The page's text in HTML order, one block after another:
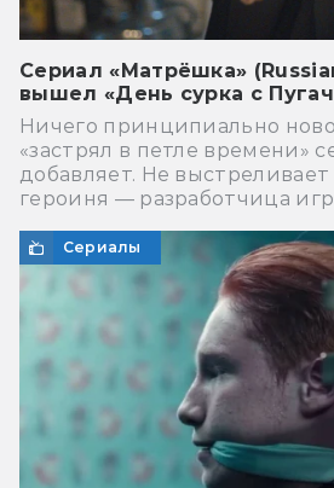
Сериал «Матрёшка»
вышел «День сурка с
Ничего принципиально
«застрял в петле времени»
добавляет. Не
героиня — разработчица
Сериалы